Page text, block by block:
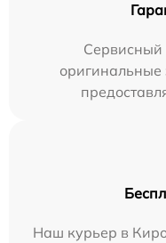
Сервисный
оригинальные
Наш курьер в